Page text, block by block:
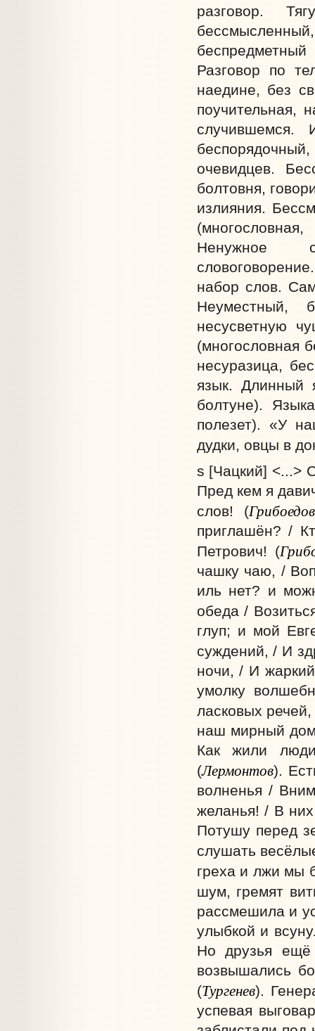
разговор.
Разговор по
наедине, без
поучительная,
случившемся.
очевидцев.
болтовня,
излияния.
Ненужное
набор слов.
Неуместный,
несусветную
(многословная
несуразица,
язык. Длинный
болтуне).
полезет). «У
дудки, овцы в
s [Чацкий] <...>
Пред кем я
слов! (Грибоедов
приглашён? /
Петрович! (
чашку чаю, /
иль нет? и
обеда /
глуп; и мой
суждений, / И
ночи, / И
умолку
ласковых
наш мирный дом
Как жили
(Лермонтов).
волненья /
желанья! / В
Потушу перед
слушать
греха и лжи мы
шум, гремят
рассмешила и
улыбкой и
Но друзья ещё
возвышались
(Тургенев).
успевая